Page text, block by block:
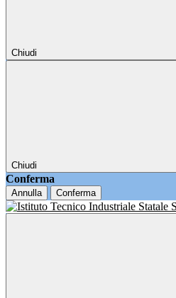
Chiudi
Chiudi
Conferma
Annulla Conferma